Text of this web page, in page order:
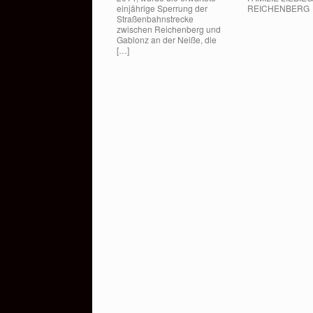
einjährige Sperrung der
Straßenbahnstrecke
zwischen Reichenberg und
Gablonz an der Neiße, die
[…]
REICHENBERG